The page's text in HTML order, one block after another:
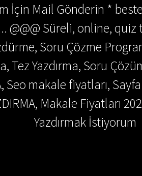
İçin Mail Gönderin *
@@@ Süreli, online,
Soru Çözme
Tez Yazdırma, Soru
makale fiyatları,
Makale Fiyatları
Yazdırmak İstiyorum